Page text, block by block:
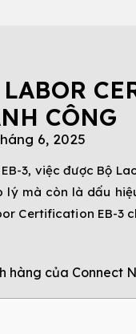
CÔNG
6, 2025
3, việc được Bộ
mà còn là dấu
Certification EB-
hàng của Connect